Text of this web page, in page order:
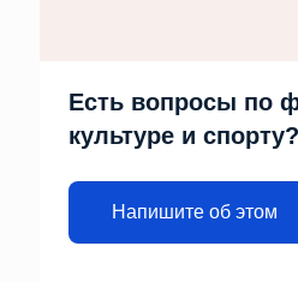
Есть вопросы по
культуре и спорту?
Напишите об этом